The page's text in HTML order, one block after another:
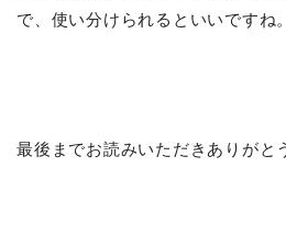
で、使い分けられるといいですね。
最後までお読みいただきありがと